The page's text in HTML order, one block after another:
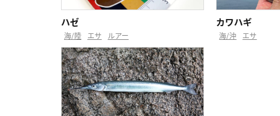
ハゼ
海/陸 エサ ルアー
カワハギ
海/沖 エサ